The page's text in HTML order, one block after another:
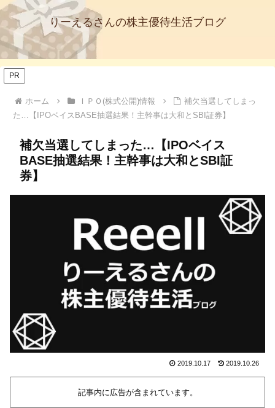
りーえるさんの株主優待生活ブログ
PR
ホーム ＩＰＯ(株式公開)情報
補欠当選してしまっ
た…【IPOベイスBASE抽選結果！主幹事は大和とSBI証券】
補欠当選してしまった…【IPOベイス
BASE抽選結果！主幹事は大和とSBI証
券】
2019.10.17 2019.10.26
記事内に広告が含まれています。